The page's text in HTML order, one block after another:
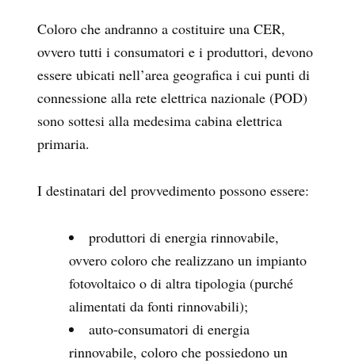
Coloro che andranno a costituire una CER,
ovvero tutti i consumatori e i produttori, devono
essere ubicati nell’area geografica i cui punti di
connessione alla rete elettrica nazionale (POD)
sono sottesi alla medesima cabina elettrica
primaria.
I destinatari del provvedimento possono essere:
produttori di energia rinnovabile,
ovvero coloro che realizzano un impianto
fotovoltaico o di altra tipologia (purché
alimentati da fonti rinnovabili);
auto-consumatori di energia
rinnovabile, coloro che possiedono un